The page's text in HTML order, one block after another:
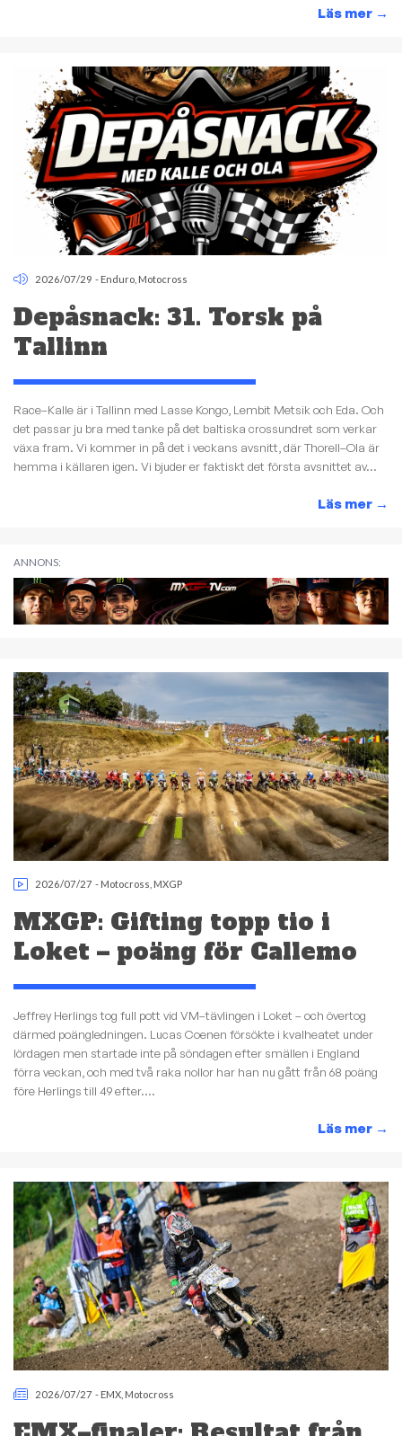
Läs mer →
2026/07/29 - Enduro Motocross
Depåsnack: 31. Torsk på
Tallinn
Race–Kalle är i Tallinn med Lasse Kongo, Lembit Metsik och Eda. Och
det passar ju bra med tanke på det baltiska crossundret som verkar
växa fram. Vi kommer in på det i veckans avsnitt, där Thorell–Ola är
hemma i källaren igen. Vi bjuder er faktiskt det första avsnittet av...
Läs mer →
ANNONS:
2026/07/27 - Motocross MXGP
MXGP: Gifting topp tio i
Loket – poäng för Callemo
Jeffrey Herlings tog full pott vid VM–tävlingen i Loket – och övertog
därmed poängledningen. Lucas Coenen försökte i kvalheatet under
lördagen men startade inte på söndagen efter smällen i England
förra veckan, och med två raka nollor har han nu gått från 68 poäng
före Herlings till 49 efter....
Läs mer →
2026/07/27 - EMX Motocross